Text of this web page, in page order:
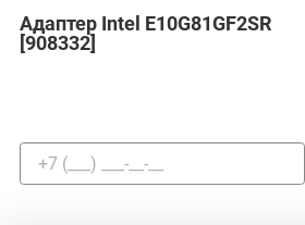
Адаптер Intel E10G81GF2SR
[908332]